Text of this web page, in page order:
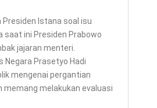
Presiden Istana soal isu
saat ini Presiden Prabowo
jajaran menteri.
Prasetyo Hadi
mengenai pergantian
melakukan evaluasi